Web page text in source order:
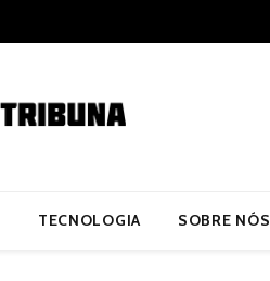
TECNOLOGIA SOBRE NÓS